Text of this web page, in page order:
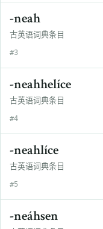
-neah
古英语词典条目
#3
-neahhelíce
古英语词典条目
#4
-neahlíce
古英语词典条目
#5
-neáhsen